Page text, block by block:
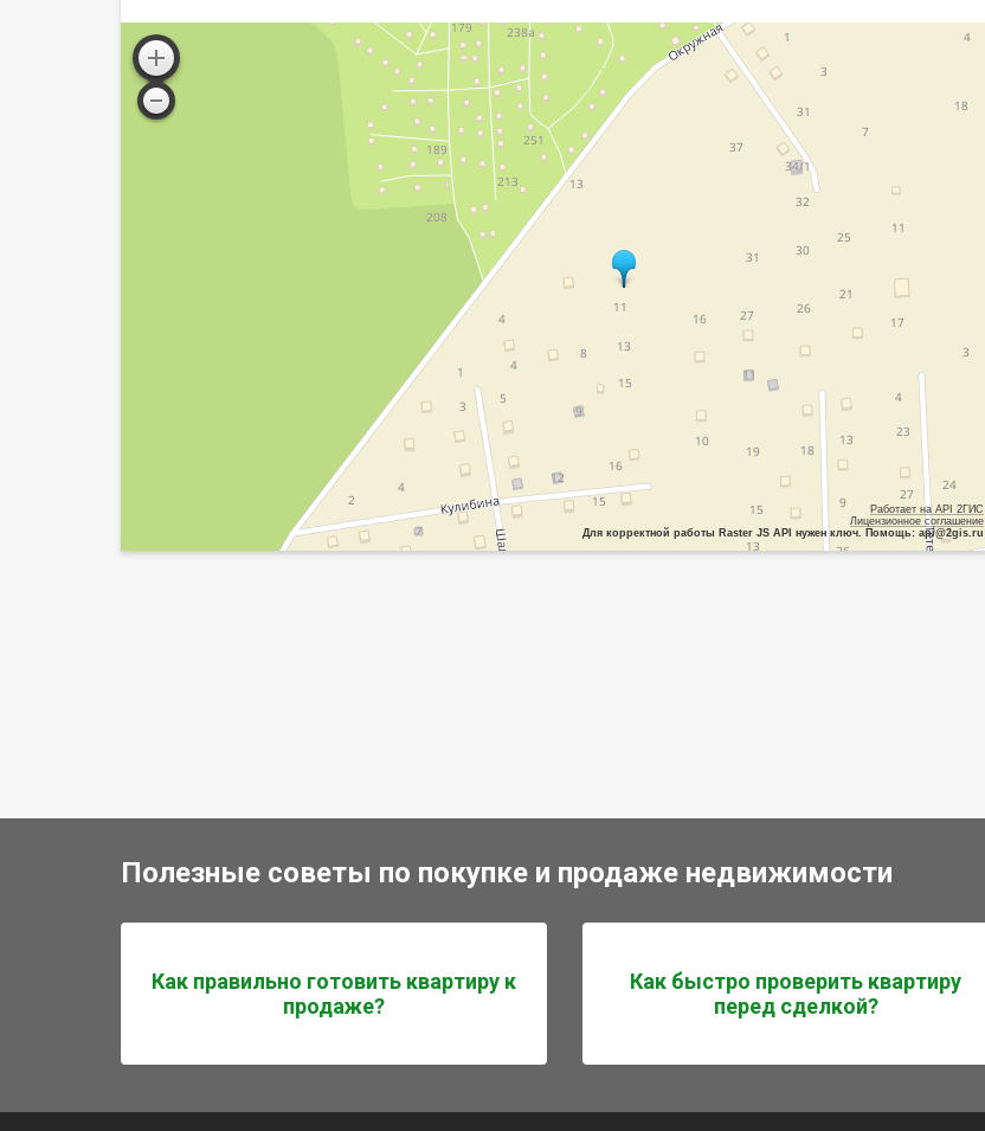
Работает на API 2ГИС
Лицензионное соглашение
Для корректной работы Raster JS API нужен ключ. Помощь: api@2gis.ru
Полезные советы по покупке и продаже недвижимости
Как правильно готовить квартиру к
продаже?
Как быстро проверить квартиру
перед сделкой?